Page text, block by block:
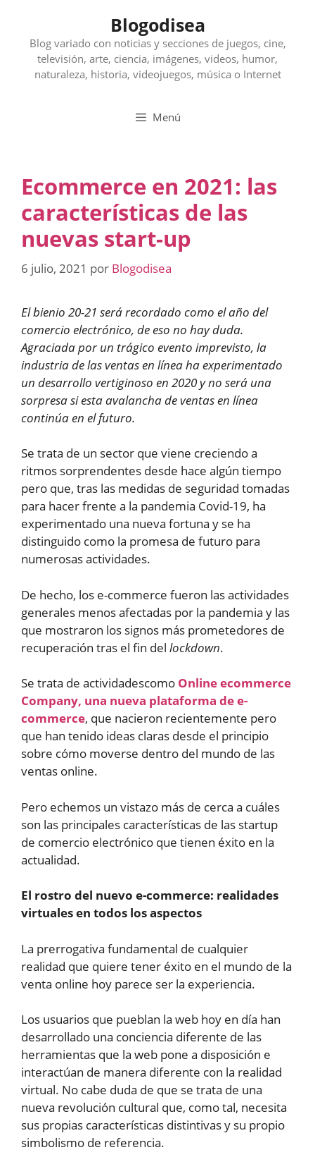
contenido
Blogodisea
Blog variado con noticias y secciones de juegos, cine,
televisión, arte, ciencia, imágenes, videos, humor,
naturaleza, historia, videojuegos, música o Internet
Menú
Ecommerce en 2021: las
características de las
nuevas start-up
6 julio, 2021 por Blogodisea
El bienio 20-21 será recordado como el año del
comercio electrónico, de eso no hay duda.
Agraciada por un trágico evento imprevisto, la
industria de las ventas en línea ha experimentado
un desarrollo vertiginoso en 2020 y no será una
sorpresa si esta avalancha de ventas en línea
continúa en el futuro.
Se trata de un sector que viene creciendo a
ritmos sorprendentes desde hace algún tiempo
pero que, tras las medidas de seguridad tomadas
para hacer frente a la pandemia Covid-19, ha
experimentado una nueva fortuna y se ha
distinguido como la promesa de futuro para
numerosas actividades.
De hecho, los e-commerce fueron las actividades
generales menos afectadas por la pandemia y las
que mostraron los signos más prometedores de
recuperación tras el fin del lockdown.
Se trata de actividadescomo Online ecommerce
Company, una nueva plataforma de e-
commerce, que nacieron recientemente pero
que han tenido ideas claras desde el principio
sobre cómo moverse dentro del mundo de las
ventas online.
Pero echemos un vistazo más de cerca a cuáles
son las principales características de las startup
de comercio electrónico que tienen éxito en la
actualidad.
El rostro del nuevo e-commerce: realidades
virtuales en todos los aspectos
La prerrogativa fundamental de cualquier
realidad que quiere tener éxito en el mundo de la
venta online hoy parece ser la experiencia.
Los usuarios que pueblan la web hoy en día han
desarrollado una conciencia diferente de las
herramientas que la web pone a disposición e
interactúan de manera diferente con la realidad
virtual. No cabe duda de que se trata de una
nueva revolución cultural que, como tal, necesita
sus propias características distintivas y su propio
simbolismo de referencia.